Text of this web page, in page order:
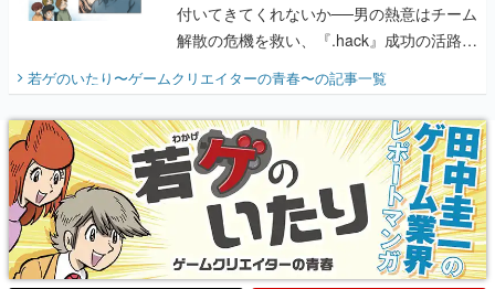
付いてきてくれないか──男の熱意はチーム
解散の危機を救い、『.hack』成功の活路を
開く。業界の快男児・松山 洋に流れる血は
『少年ジャンプ』色だった【若ゲのいた
り】
若ゲのいたり〜ゲームクリエイターの青春〜の記事一覧